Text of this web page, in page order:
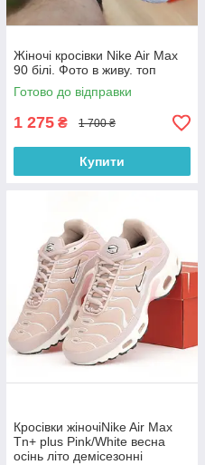
Жіночі кросівки Nike Air Max
90 білі. Фото в живу. топ
Готово до відправки
1 275 ₴ 1 700 ₴
Купити
Кросівки жіночіNike Air Max
Tn+ plus Pink/White весна
осінь літо демісезонні